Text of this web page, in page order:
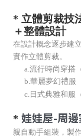
* 立體剪裁技
＋整體設計
在設計概念逐步建
實作立體剪裁。
a.流行時尚穿搭
b.華麗夢幻禮服
c.日式典雅和服
* 娃娃屋-周
親自動手組裝， 製